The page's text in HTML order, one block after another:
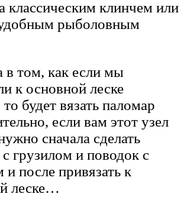
классическим клинчем или
рыболовным
в том, как если мы
к основной леске
будет вязать паломар
если вам этот узел
сначала сделать
грузилом и поводок с
после привязать к
леске…